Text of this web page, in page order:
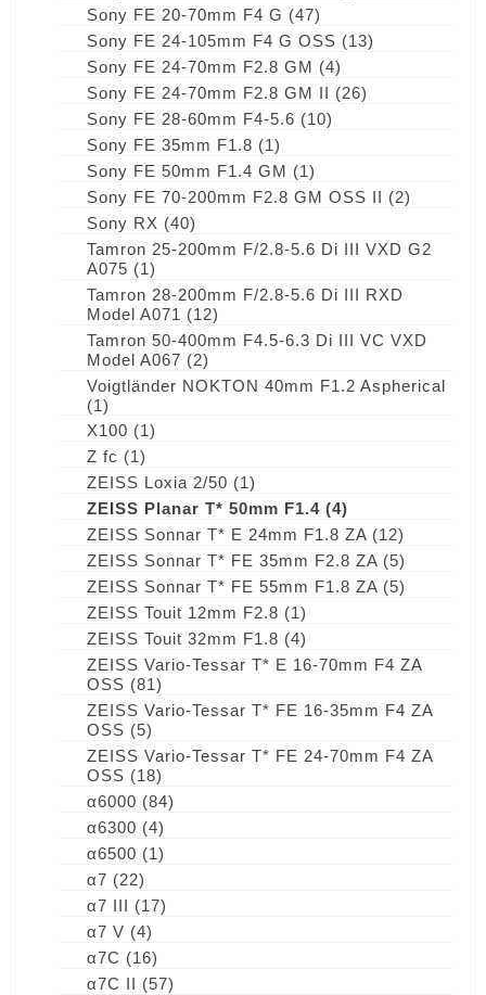
Sony FE 20-70mm F4 G (47)
Sony FE 24-105mm F4 G OSS (13)
Sony FE 24-70mm F2.8 GM (4)
Sony FE 24-70mm F2.8 GM II (26)
Sony FE 28-60mm F4-5.6 (10)
Sony FE 35mm F1.8 (1)
Sony FE 50mm F1.4 GM (1)
Sony FE 70-200mm F2.8 GM OSS II (2)
Sony RX (40)
Tamron 25-200mm F/2.8-5.6 Di III VXD G2
A075 (1)
Tamron 28-200mm F/2.8-5.6 Di III RXD
Model A071 (12)
Tamron 50-400mm F4.5-6.3 Di III VC VXD
Model A067 (2)
Voigtländer NOKTON 40mm F1.2 Aspherical
(1)
X100 (1)
Z fc (1)
ZEISS Loxia 2/50 (1)
ZEISS Planar T* 50mm F1.4 (4)
ZEISS Sonnar T* E 24mm F1.8 ZA (12)
ZEISS Sonnar T* FE 35mm F2.8 ZA (5)
ZEISS Sonnar T* FE 55mm F1.8 ZA (5)
ZEISS Touit 12mm F2.8 (1)
ZEISS Touit 32mm F1.8 (4)
ZEISS Vario-Tessar T* E 16-70mm F4 ZA
OSS (81)
ZEISS Vario-Tessar T* FE 16-35mm F4 ZA
OSS (5)
ZEISS Vario-Tessar T* FE 24-70mm F4 ZA
OSS (18)
α6000 (84)
α6300 (4)
α6500 (1)
α7 (22)
α7 III (17)
α7 V (4)
α7C (16)
α7C II (57)